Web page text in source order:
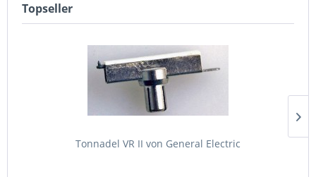
Topseller
Tonnadel VR II von General Electric